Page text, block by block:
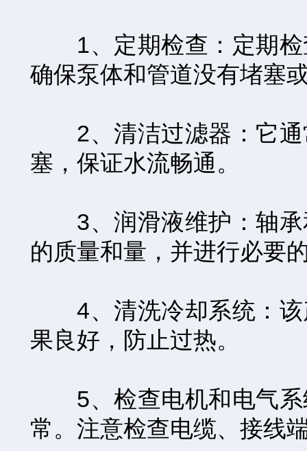
1、定期检查：定期检
确保泵体和管道没有堵塞
2、清洁过滤器：它通
塞，保证水流畅通。
3、润滑液维护：轴承
的质量和量，并进行必要
4、清洗冷却系统：该
果良好，防止过热。
5、检查电机和电气系
常。注意检查电缆、接线